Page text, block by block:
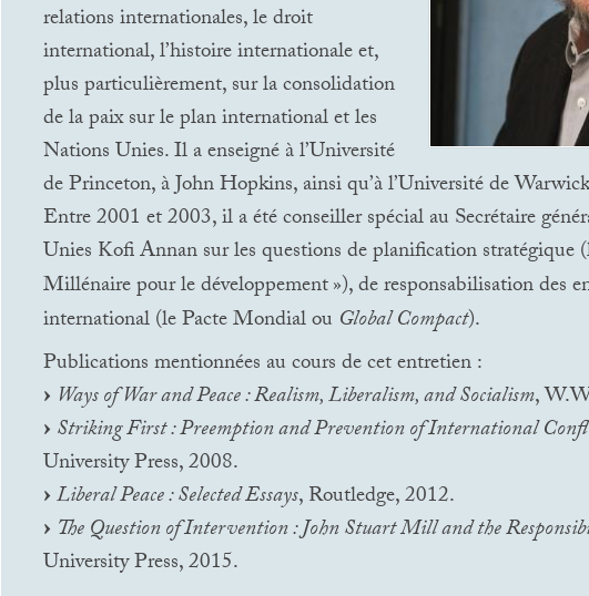
relations internationales, le droit
international, l’histoire internationale et,
plus particulièrement, sur la consolidation
de la paix sur le plan international et les
Nations Unies. Il a enseigné à l’Université
de Princeton, à John Hopkins, ainsi qu’à l’Université de
Entre 2001 et 2003, il a été conseiller spécial au Secrétaire
Unies Kofi Annan sur les questions de planification stratégique
Millénaire pour le développement»), de responsabilisation des
international (le Pacte Mondial ou Global Compact).
Publications mentionnées au cours de cet entretien :
Ways of War and Peace : Realism, Liberalism, and Socialism,
Striking First : Preemption and Prevention of International
University Press, 2008.
Liberal Peace : Selected Essays, Routledge, 2012.
The Question of Intervention : John Stuart Mill and the
University Press, 2015.